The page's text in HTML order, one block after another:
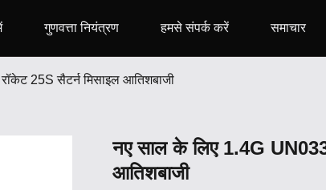
गुणवत्ता नियंत्रण हमसे संपर्क करें समाचार
25S सैटर्न मिसाइल आतिशबाजी
नए साल के लिए 1.4G
आतिशबाजी